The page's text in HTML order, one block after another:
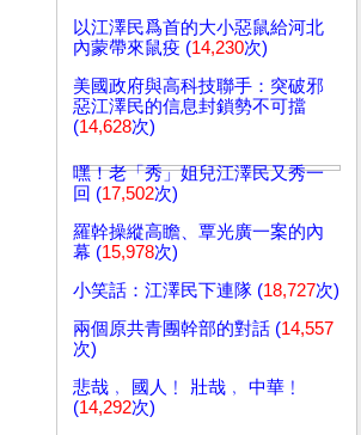
以江澤民爲首的大小惡鼠給河北
內蒙帶來鼠疫 (14,230次)
美國政府與高科技聯手：突破邪
惡江澤民的信息封鎖勢不可擋
(14,628次)
嘿！老「秀」姐兒江澤民又秀一
回 (17,502次)
羅幹操縱高瞻、覃光廣一案的內
幕 (15,978次)
小笑話：江澤民下連隊 (18,727次)
兩個原共青團幹部的對話 (14,557
次)
悲哉﹐ 國人﹗ 壯哉﹐ 中華﹗
(14,292次)